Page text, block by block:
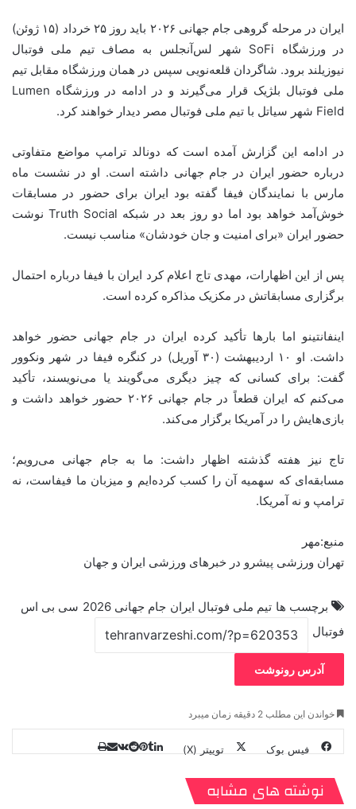
ایران در مرحله گروهی جام جهانی ۲۰۲۶ باید روز ۲۵ خرداد (۱۵ ژوئن)
در ورزشگاه SoFi شهر لس‌آنجلس به مصاف تیم ملی فوتبال
نیوزیلند برود. شاگردان قلعه‌نویی سپس در همان ورزشگاه مقابل تیم
ملی فوتبال بلژیک قرار می‌گیرند و در ادامه در ورزشگاه Lumen
Field شهر سیاتل با تیم ملی فوتبال مصر دیدار خواهند کرد.
در ادامه این گزارش آمده است که دونالد ترامپ مواضع متفاوتی
درباره حضور ایران در جام جهانی داشته است. او در نشست ماه
مارس با نمایندگان فیفا گفته بود ایران برای حضور در مسابقات
خوش‌آمد خواهد بود اما دو روز بعد در شبکه Truth Social نوشت
حضور ایران «برای امنیت و جان خودشان» مناسب نیست.
پس از این اظهارات، مهدی تاج اعلام کرد ایران با فیفا درباره احتمال
برگزاری مسابقاتش در مکزیک مذاکره کرده است.
اینفانتینو اما بارها تأکید کرده ایران در جام جهانی حضور خواهد
داشت. او ۱۰ اردیبهشت (۳۰ آوریل) در کنگره فیفا در شهر ونکوور
گفت: برای کسانی که چیز دیگری می‌گویند یا می‌نویسند، تأکید
می‌کنم که ایران قطعاً در جام جهانی ۲۰۲۶ حضور خواهد داشت و
بازی‌هایش را در آمریکا برگزار می‌کند.
تاج نیز هفته گذشته اظهار داشت: ما به جام جهانی می‌رویم؛
مسابقه‌ای که سهمیه آن را کسب کرده‌ایم و میزبان ما فیفاست، نه
ترامپ و نه آمریکا.
منبع:مهر
تهران ورزشی پیشرو در خبرهای ورزشی ایران و جهان
برچسب ها تیم ملی فوتبال ایران جام جهانی 2026
سی بی اس
فوتبال
آدرس رونوشت
خواندن این مطلب 2 دقیقه زمان میبرد
فیس بوک توییتر (X)
نوشته های مشابه